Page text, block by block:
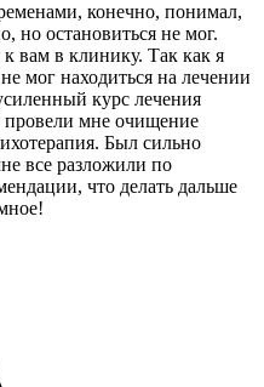
конечно, понимал,
но остановиться не мог.
вам в клинику. Так как я
мог находиться на лечении
курс лечения
провели мне очищение
Был сильно
все разложили по
что делать дальше